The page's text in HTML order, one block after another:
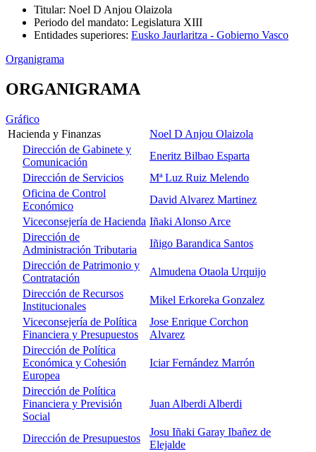
Titular: Noel D Anjou Olaizola
Periodo del mandato: Legislatura XIII
Entidades superiores: Eusko Jaurlaritza - Gobierno Vasco
Organigrama
ORGANIGRAMA
Gráfico
Hacienda y Finanzas
Noel D Anjou Olaizola
Dirección de Gabinete y
Comunicación
Eneritz Bilbao Esparta
Dirección de Servicios
Mª Luz Ruiz Melendo
Oficina de Control
Económico
David Alvarez Martinez
Viceconsejería de Hacienda Iñaki Alonso Arce
Dirección de
Administración Tributaria
Iñigo Barandica Santos
Dirección de Patrimonio y
Contratación
Almudena Otaola Urquijo
Dirección de Recursos
Institucionales
Mikel Erkoreka Gonzalez
Viceconsejería de Política
Financiera y Presupuestos
Jose Enrique Corchon
Alvarez
Dirección de Política
Económica y Cohesión
Europea
Iciar Fernández Marrón
Dirección de Política
Financiera y Previsión
Social
Juan Alberdi Alberdi
Dirección de Presupuestos
Josu Iñaki Garay Ibañez de
Elejalde